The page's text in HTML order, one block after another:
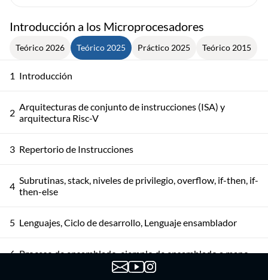
Introducción a los Microprocesadores
Teórico 2026 Teórico 2025 Práctico 2025 Teórico 2015
1 Introducción
2 Arquitecturas de conjunto de instrucciones (ISA) y
arquitectura Risc-V
3 Repertorio de Instrucciones
4 Subrutinas, stack, niveles de privilegio, overflow, if-then, if-
then-else
5 Lenguajes, Ciclo de desarrollo, Lenguaje ensamblador
6 Proceso de ensamblado, ejemplo de ensamblado a mano